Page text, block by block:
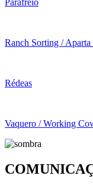
Ranch Sorting /
Rédeas
Vaquero / Working